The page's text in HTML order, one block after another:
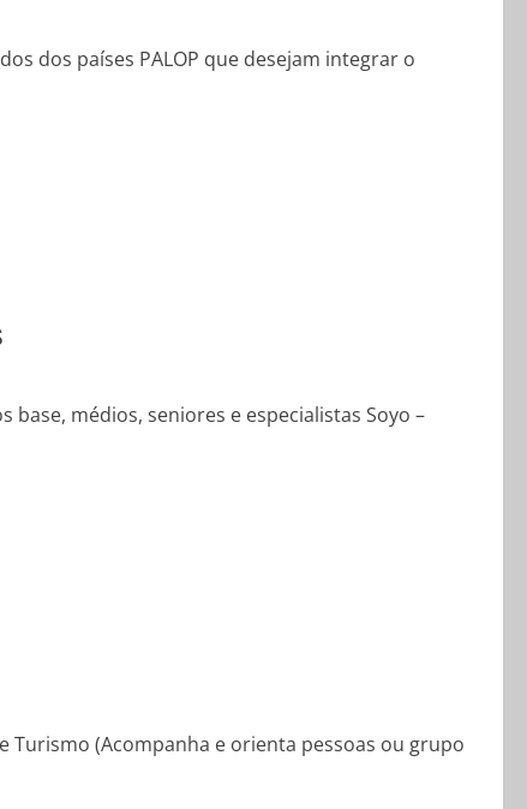
dos países PALOP que desejam integrar o
médios, seniores e especialistas Soyo –
(Acompanha e orienta pessoas ou grupo